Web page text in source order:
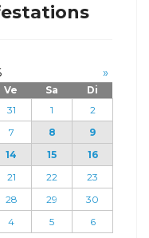
»
Ve Sa
Di
31 1
2
7 8
9
14 15
16
21 22
23
28 29
30
4 5 6